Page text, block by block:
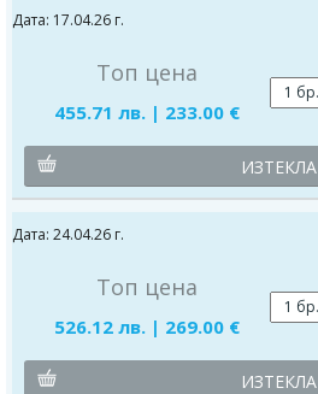
Дата: 17.04.26 г.
Топ цена
455.71 лв. | 233.00 €
ИЗТЕКЛА
Дата: 24.04.26 г.
Топ цена
526.12 лв. | 269.00 €
ИЗТЕКЛА